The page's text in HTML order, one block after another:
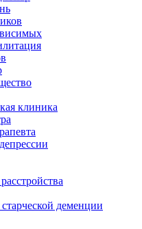
клиника
деменции